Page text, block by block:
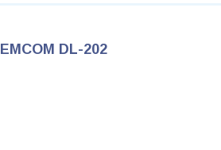
DL-202